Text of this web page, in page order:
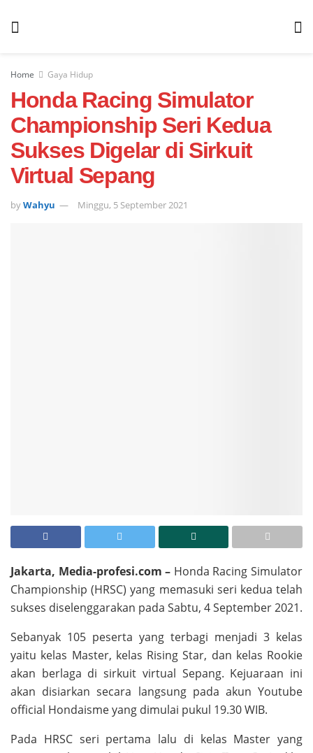
Home Gaya Hidup
Honda Racing Simulator
Championship Seri Kedua
Sukses Digelar di Sirkuit
Virtual Sepang
byWahyu Minggu, 5 September 2021
Jakarta, Media-profesi.com – Honda Racing Simulator
Championship (HRSC) yang memasuki seri kedua telah
sukses diselenggarakan pada Sabtu, 4 September 2021.
Sebanyak 105 peserta yang terbagi menjadi 3 kelas
yaitu kelas Master, kelas Rising Star, dan kelas Rookie
akan berlaga di sirkuit virtual Sepang. Kejuaraan ini
akan disiarkan secara langsung pada akun Youtube
official Hondaisme yang dimulai pukul 19.30 WIB.
Pada HRSC seri pertama lalu di kelas Master yang